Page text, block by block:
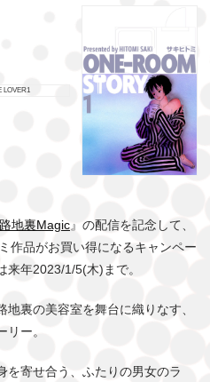
路地裏Magic』の配信を記念して、
作品がお買い得になるキャンペー
来年2023/1/5(木)まで。
裏の美容室を舞台に織りなす、
ー。
を寄せ合う、ふたりの男女のラ